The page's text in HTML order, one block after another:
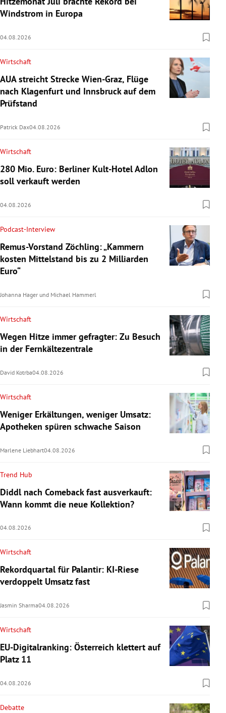
Windstrom in Europa
04.08.2026
Wirtschaft
AUA streicht Strecke Wien-Graz, Flüge
nach Klagenfurt und Innsbruck auf dem
Prüfstand
Patrick Dax04.08.2026
Wirtschaft
280 Mio. Euro: Berliner Kult-Hotel Adlon
soll verkauft werden
04.08.2026
Podcast-Interview
Remus-Vorstand Zöchling: „Kammern
kosten Mittelstand bis zu 2 Milliarden
Euro“
Johanna Hager und Michael Hammerl
Wirtschaft
Wegen Hitze immer gefragter: Zu Besuch
in der Fernkältezentrale
David Kotrba04.08.2026
Wirtschaft
Weniger Erkältungen, weniger Umsatz:
Apotheken spüren schwache Saison
Marlene Liebhart04.08.2026
Trend Hub
Diddl nach Comeback fast ausverkauft:
Wann kommt die neue Kollektion?
04.08.2026
Wirtschaft
Rekordquartal für Palantir: KI-Riese
verdoppelt Umsatz fast
Jasmin Sharma04.08.2026
Wirtschaft
EU-Digitalranking: Österreich klettert auf
Platz 11
04.08.2026
Debatte